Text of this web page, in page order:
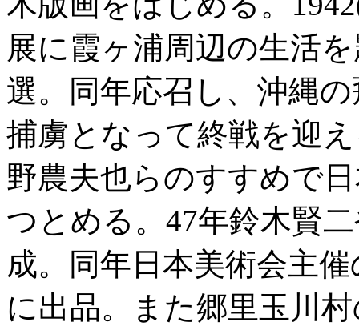
展に霞ヶ浦周辺の生活
選。同年応召し、沖縄
捕虜となって終戦を迎
野農夫也らのすすめで
つとめる。47年鈴木賢
成。同年日本美術会主
に出品。また郷里玉川